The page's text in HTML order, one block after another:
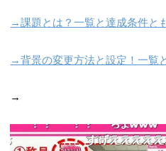
→課題とは？一覧と達成条件と
→背景の変更方法と設定！一覧
→